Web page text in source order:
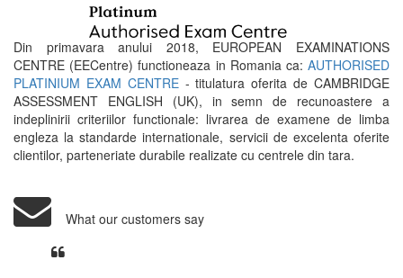
Din primavara anului 2018, EUROPEAN EXAMINATIONS
CENTRE (EECentre) functioneaza in Romania ca: AUTHORISED
PLATINIUM EXAM CENTRE- titulatura oferita de CAMBRIDGE
ASSESSMENT ENGLISH (UK), in semn de recunoastere a
indeplinirii criteriilor functionale: livrarea de examene de limba
engleza la standarde internationale, servicii de excelenta oferite
clientilor, parteneriate durabile realizate cu centrele din tara.
What our customers say